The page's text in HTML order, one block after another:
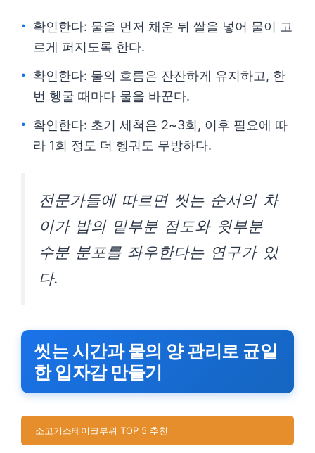
확인한다: 물을 먼저 채운 뒤 쌀을 넣어 물이 고
르게 퍼지도록 한다.
확인한다: 물의 흐름은 잔잔하게 유지하고, 한
번 헹굴 때마다 물을 바꾼다.
확인한다: 초기 세척은 2~3회, 이후 필요에 따
라 1회 정도 더 헹궈도 무방하다.
전문가들에 따르면 씻는 순서의 차
이가 밥의 밑부분 점도와 윗부분
수분 분포를 좌우한다는 연구가 있
다.
씻는 시간과 물의 양 관리로 균일
한 입자감 만들기
소고기스테이크부위 TOP 5 추천